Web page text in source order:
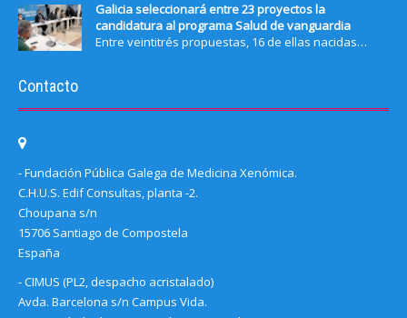
Galicia seleccionará entre 23 proyectos la
candidatura al programa Salud de vanguardia
Entre veintitrés propuestas, 16 de ellas nacidas…
Contacto
- Fundación Pública Galega de Medicina Xenómica.
C.H.U.S. Edif Consultas, planta -2.
Choupana s/n
15706 Santiago de Compostela
España
- CIMUS (PL2, despacho acristalado)
Avda. Barcelona s/n Campus Vida.